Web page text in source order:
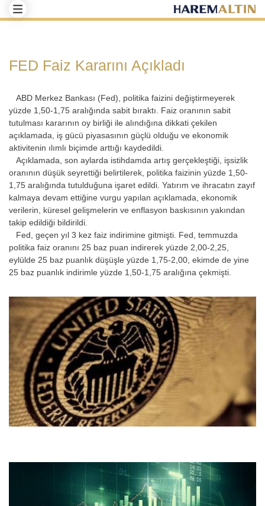
FED Faiz Kararını Açıkladı
ABD Merkez Bankası (Fed), politika faizini değiştirmeyerek
yüzde 1,50-1,75 aralığında sabit bıraktı. Faiz oranının sabit
tutulması kararının oy birliği ile alındığına dikkati çekilen
açıklamada, iş gücü piyasasının güçlü olduğu ve ekonomik
aktivitenin ılımlı biçimde arttığı kaydedildi.
Açıklamada, son aylarda istihdamda artış gerçekleştiği, işsizlik
oranının düşük seyrettiği belirtilerek, politika faizinin yüzde 1,50-
1,75 aralığında tutulduğuna işaret edildi. Yatırım ve ihracatın zayıf
kalmaya devam ettiğine vurgu yapılan açıklamada, ekonomik
verilerin, küresel gelişmelerin ve enflasyon baskısının yakından
takip edildiği bildirildi.
Fed, geçen yıl 3 kez faiz indirimine gitmişti. Fed, temmuzda
politika faiz oranını 25 baz puan indirerek yüzde 2,00-2,25,
eylülde 25 baz puanlık düşüşle yüzde 1,75-2,00, ekimde de yine
25 baz puanlık indirimle yüzde 1,50-1,75 aralığına çekmişti.